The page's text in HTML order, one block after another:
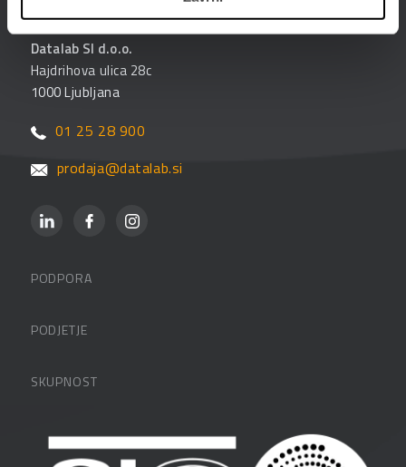
Datalab SI d.o.o.
Hajdrihova ulica 28c
1000 Ljubljana
01 25 28 900
prodaja@datalab.si
PODPORA
FAQ – pogosta vprašanja
PODJETJE
Zaposlitev
SKUPNOST
Blog